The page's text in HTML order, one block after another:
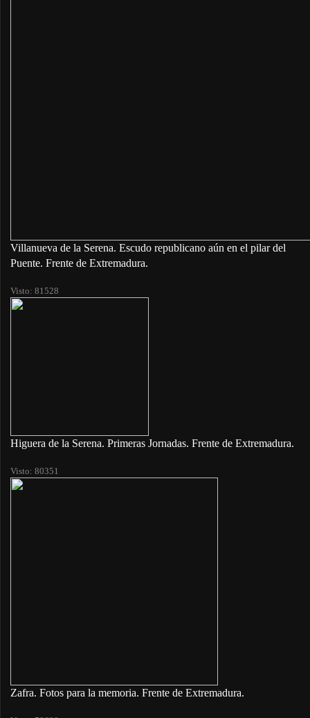
Villanueva de la Serena. Escudo republicano aún en el pilar del
Puente. Frente de Extremadura.
Visto: 81528
Higuera de la Serena. Primeras Jornadas. Frente de Extremadura.
Visto: 80351
Zafra. Fotos para la memoria. Frente de Extremadura.